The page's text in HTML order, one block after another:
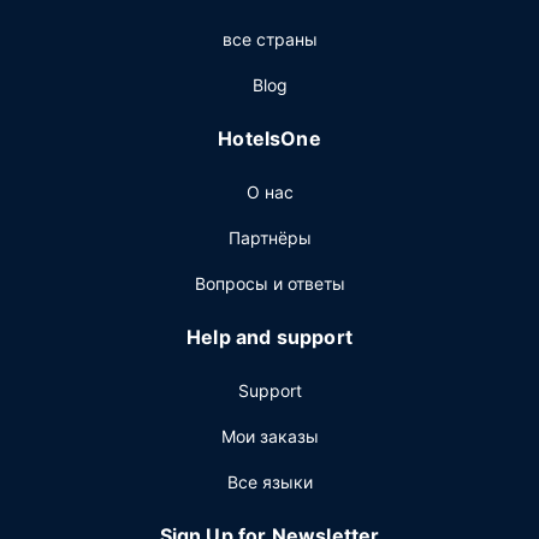
Этот отель предоставляет дополнительные услуги и
удобства: танцевальный зал и торговый автомат.
Для удобства гостей предоставляется следующее:
прачечная и круглосуточная работа стойки
регистрации. Если вы планируете деловое или
развлекательное мероприятие, отель предлагает вам
пространство площадью 465 кв. м, на котором
переговоров. Предоставляется бесплатная
все страны
Blog
HotelsOne
О нас
Партнёры
Вопросы и ответы
Help and support
Support
Мои заказы
Все языки